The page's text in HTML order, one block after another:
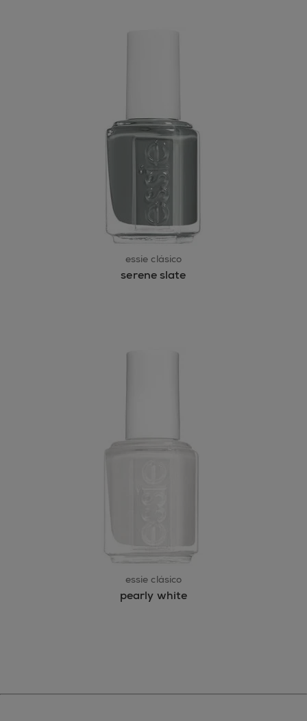
essie clásico
serene slate
essie clásico
pearly white